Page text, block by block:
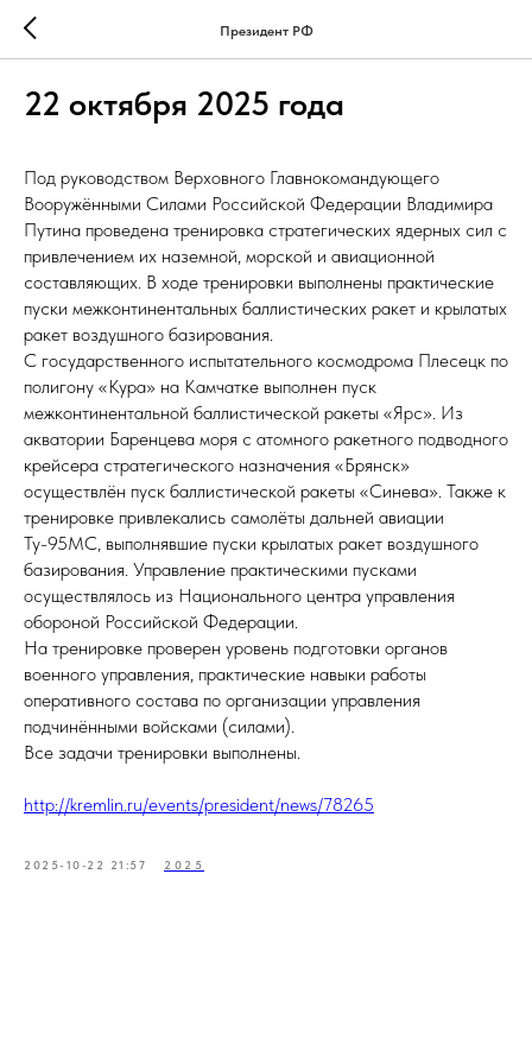
Президент РФ
22 октября 2025 года
Под руководством Верховного Главнокомандующего
Вооружёнными Силами Российской Федерации Владимира
Путина проведена тренировка стратегических ядерных сил с
привлечением их наземной, морской и авиационной
составляющих. В ходе тренировки выполнены практические
пуски межконтинентальных баллистических ракет и крылатых
ракет воздушного базирования.
С государственного испытательного космодрома Плесецк по
полигону «Кура» на Камчатке выполнен пуск
межконтинентальной баллистической ракеты «Ярс». Из
акватории Баренцева моря с атомного ракетного подводного
крейсера стратегического назначения «Брянск»
осуществлён пуск баллистической ракеты «Синева». Также к
тренировке привлекались самолёты дальней авиации
Ту-95МС, выполнявшие пуски крылатых ракет воздушного
базирования. Управление практическими пусками
осуществлялось из Национального центра управления
обороной Российской Федерации.
На тренировке проверен уровень подготовки органов
военного управления, практические навыки работы
оперативного состава по организации управления
подчинёнными войсками (силами).
Все задачи тренировки выполнены.
http://kremlin.ru/events/president/news/78265
2025-10-22 21:57 2025